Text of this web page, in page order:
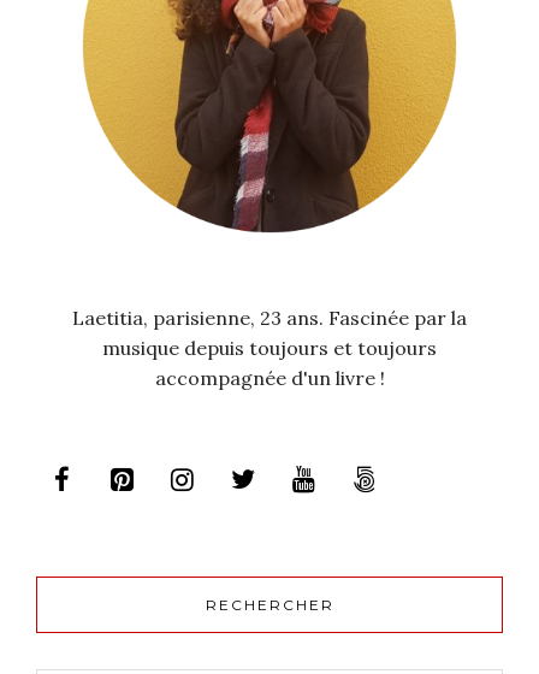
Laetitia, parisienne, 23 ans. Fascinée par la
musique depuis toujours et toujours
accompagnée d'un livre !
RECHERCHER